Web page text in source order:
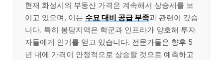
현재 화성시의 부동산 가격은 계속해서 상승세를 보
이고 있으며, 이는 수요 대비 공급 부족과 관련이 깊습
니다. 특히 봉담지역은 학군과 인프라가 양호해 투자
자들에게 인기를 얻고 있습니다. 전문가들은 향후 5
년 내에 가격이 안정적으로 상승할 것으로 예측하고